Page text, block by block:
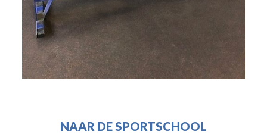
NAAR DE SPORTSCHOOL